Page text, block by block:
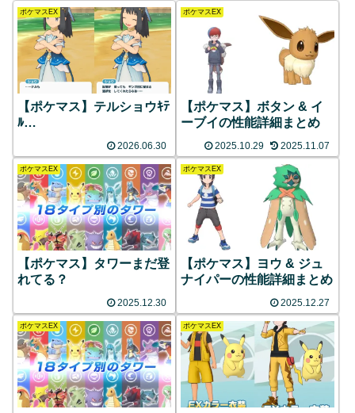
ポケマスEX
【ポケマス】テルショウｷﾃ
ﾙ…
2026.06.30
ポケマスEX
【ポケマス】ボタン & イ
ーブイの性能詳細まとめ
2025.10.29 2025.11.07
ポケマスEX
【ポケマス】タワーまだ登
れてる？
2025.12.30
ポケマスEX
【ポケマス】ヨウ & ジュ
ナイパーの性能詳細まとめ
2025.12.27
ポケマスEX ポケマスEX